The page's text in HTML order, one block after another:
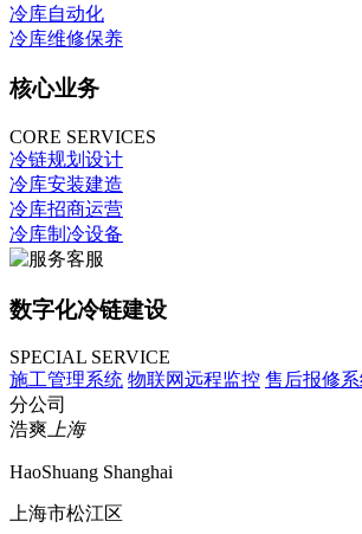
冷库自动化
冷库维修保养
核心业务
CORE SERVICES
冷链规划设计
冷库安装建造
冷库招商运营
冷库制冷设备
数字化冷链建设
SPECIAL SERVICE
施工管理系统 物联网远程监控 售后报修
分公司
浩爽上海
HaoShuang Shanghai
上海市松江区